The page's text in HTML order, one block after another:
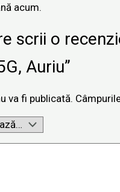
acum.
scrii o
Auriu”
va fi publicată.